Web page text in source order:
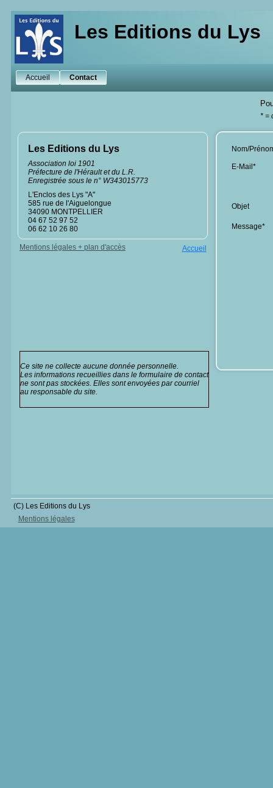
Les Editions du Lys
Accueil Contact
* =
Les Editions du Lys
Association loi 1901
Préfecture de l'Hérault et du L.R.
Enregistrée sous le n° W343015773
L'Enclos des Lys "A"
585 rue de l'Aiguelongue
34090 MONTPELLIER
04 67 52 97 52
06 62 10 26 80
Mentions légales + plan d'accès Accueil
Ce site ne collecte aucune donnée personnelle.
Les informations recueillies dans le formulaire de contact
ne sont pas stockées. Elles sont envoyées par courriel
au responsable du site.
Nom/
E-Mail*
Objet
Message*
(C) Les Editions du Lys
Mentions légales